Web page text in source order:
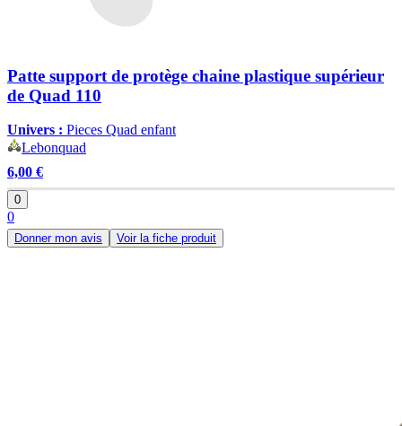
Patte support de protège chaine plastique supérieur
de Quad 110
Univers : Pieces Quad enfant
Lebonquad
6,00 €
0
0
Donner mon avis Voir la fiche produit